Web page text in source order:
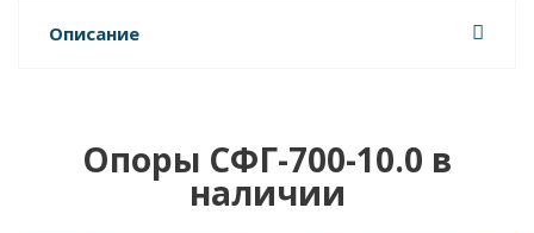
Описание
Опоры СФГ-700-10.0 в
наличии